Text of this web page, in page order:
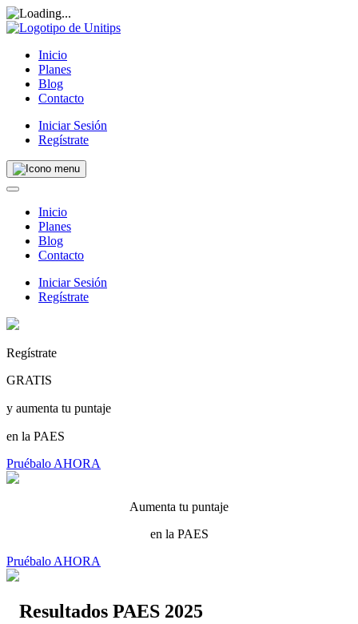
Inicio
Planes
Blog
Contacto
Iniciar Sesión
Regístrate
Inicio
Planes
Blog
Contacto
Iniciar Sesión
Regístrate
Regístrate
GRATIS
y aumenta tu puntaje
en la PAES
Pruébalo AHORA
Aumenta tu puntaje
en la PAES
Pruébalo AHORA
Resultados PAES 2025